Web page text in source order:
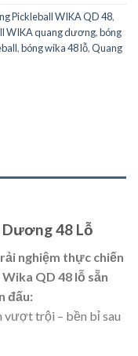
Pickleball WIKA QD 48,
WIKA quang dương,bóng
,bóng wika 48 lỗ,Quang
48 Lỗ
nghiệm thực chiến
QD 48 lỗ sẵn
đấu:
vượt trội – bền bỉ sau